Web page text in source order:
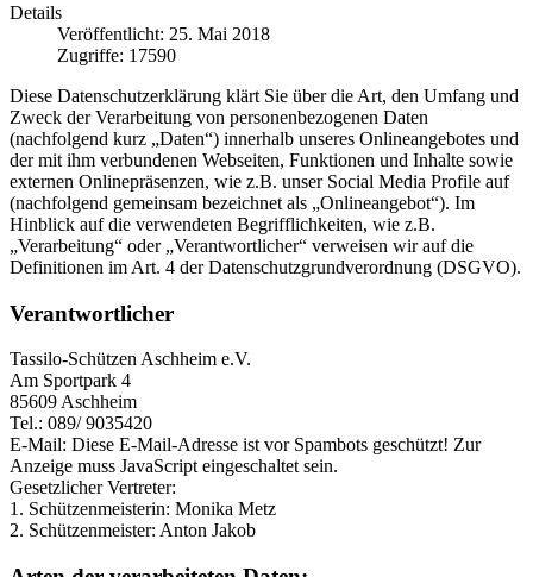
Details
Veröffentlicht: 25. Mai 2018
Zugriffe: 17590
Diese Datenschutzerklärung klärt Sie über die Art, den Umfang und
Zweck der Verarbeitung von personenbezogenen Daten
(nachfolgend kurz „Daten“) innerhalb unseres Onlineangebotes und
der mit ihm verbundenen Webseiten, Funktionen und Inhalte sowie
externen Onlinepräsenzen, wie z.B. unser Social Media Profile auf
(nachfolgend gemeinsam bezeichnet als „Onlineangebot“). Im
Hinblick auf die verwendeten Begrifflichkeiten, wie z.B.
„Verarbeitung“ oder „Verantwortlicher“ verweisen wir auf die
Definitionen im Art. 4 der Datenschutzgrundverordnung (DSGVO).
Verantwortlicher
Tassilo-Schützen Aschheim e.V.
Am Sportpark 4
85609 Aschheim
Tel.: 089/ 9035420
E-Mail: Diese E-Mail-Adresse ist vor Spambots geschützt! Zur
Anzeige muss JavaScript eingeschaltet sein.
Gesetzlicher Vertreter:
1. Schützenmeisterin: Monika Metz
2. Schützenmeister: Anton Jakob